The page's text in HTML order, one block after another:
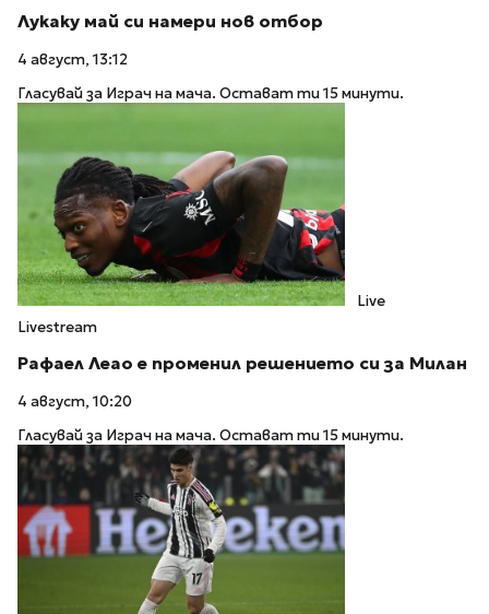
Лукаку май си намери нов отбор
4 август, 13:12
Гласувай за Играч на мача. Остават ти 15 минути.
Live
Livestream
Рафаел Леао е променил решението си за Милан
4 август, 10:20
Гласувай за Играч на мача. Остават ти 15 минути.